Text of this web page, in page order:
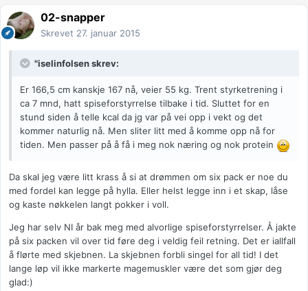
02-snapper
Skrevet 27. januar 2015
"iselinfolsen skrev:
Er 166,5 cm kanskje 167 nå, veier 55 kg. Trent styrketrening i
ca 7 mnd, hatt spiseforstyrrelse tilbake i tid. Sluttet for en
stund siden å telle kcal da jg var på vei opp i vekt og det
kommer naturlig nå. Men sliter litt med å komme opp nå for
tiden. Men passer på å få i meg nok næring og nok protein
Da skal jeg være litt krass å si at drømmen om six pack er noe du
med fordel kan legge på hylla. Eller helst legge inn i et skap, låse
og kaste nøkkelen langt pokker i voll.
Jeg har selv NI år bak meg med alvorlige spiseforstyrrelser. Å jakte
på six packen vil over tid føre deg i veldig feil retning. Det er iallfall
å flørte med skjebnen. La skjebnen forbli singel for all tid! I det
lange løp vil ikke markerte magemuskler være det som gjør deg
glad:)